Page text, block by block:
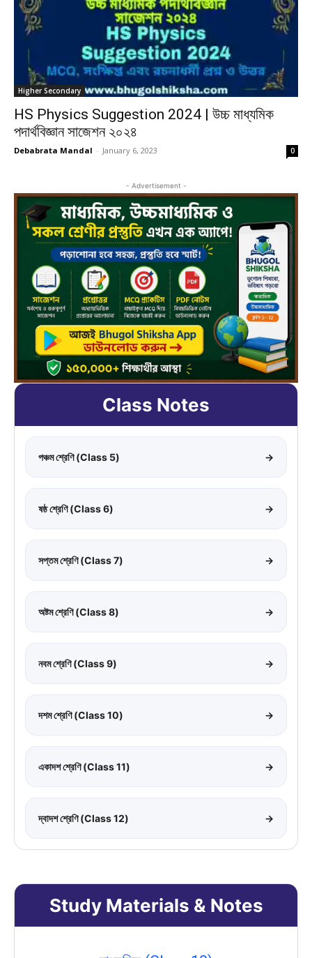
Higher Secondary
HS Physics Suggestion 2024 | উচ্চ মাধ্যমিক
পদার্থবিজ্ঞান সাজেশন ২০২৪
Debabrata Mandal - January 6, 2023 0
- Advertisement -
Class Notes
পঞ্চম শ্রেণি (Class 5) →
ষষ্ঠ শ্রেণি (Class 6) →
সপ্তম শ্রেণি (Class 7) →
অষ্টম শ্রেণি (Class 8) →
নবম শ্রেণি (Class 9) →
দশম শ্রেণি (Class 10) →
একাদশ শ্রেণি (Class 11) →
দ্বাদশ শ্রেণি (Class 12) →
Study Materials & Notes